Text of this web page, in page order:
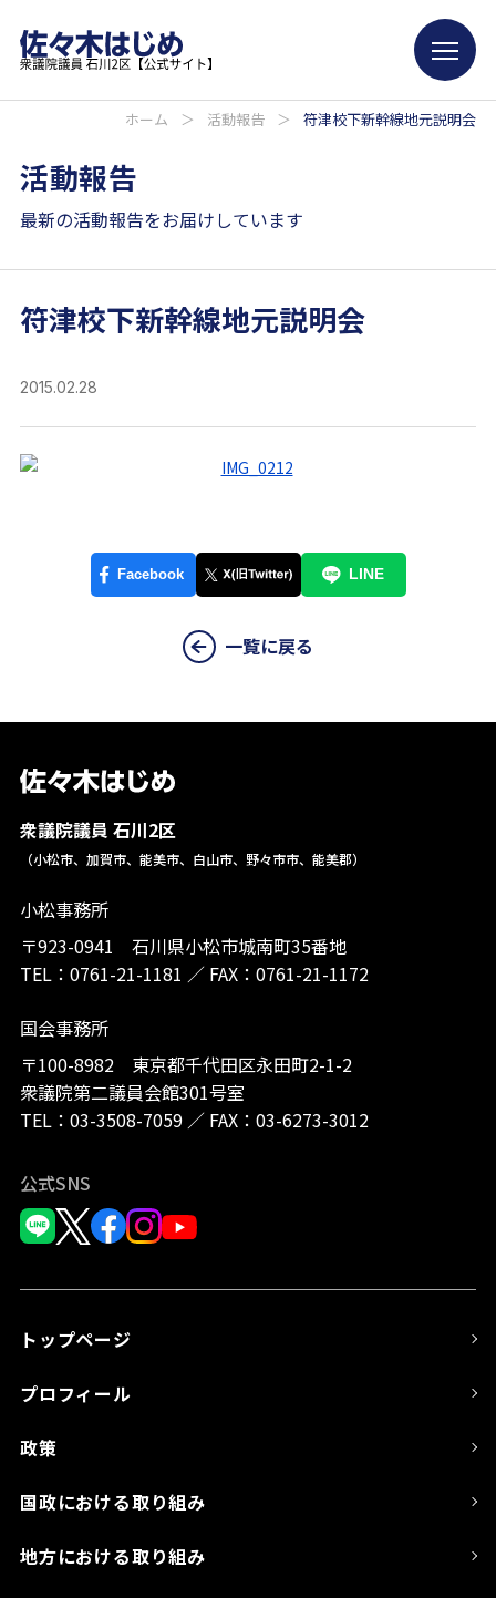
ホーム ＞ 活動報告 ＞ 符津校下新幹線地元説明会
活動報告
最新の活動報告をお届けしています
符津校下新幹線地元説明会
2015.02.28
一覧に戻る
衆議院議員 石川2区
（小松市、加賀市、能美市、白山市、野々市市、能美郡）
小松事務所
〒923-0941 石川県小松市城南町35番地
TEL： 0761-21-1181 ／ FAX：0761-21-1172
国会事務所
〒100-8982 東京都千代田区永田町2-1-2
衆議院第二議員会館301号室
TEL： 03-3508-7059／ FAX：03-6273-3012
公式SNS
トップページ
プロフィール
政策
国政における取り組み
地方における取り組み